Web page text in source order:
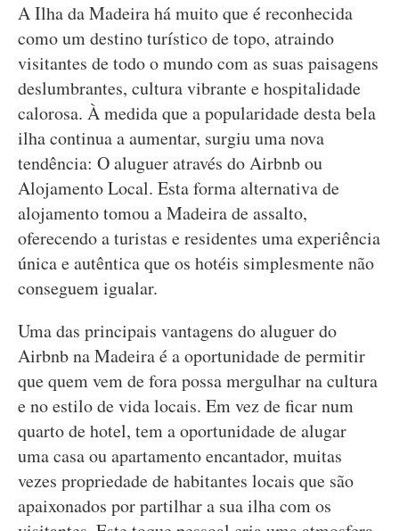
A Ilha da Madeira há muito que é reconhecida
como um destino turístico de topo, atraindo
visitantes de todo o mundo com as suas paisagens
deslumbrantes, cultura vibrante e hospitalidade
calorosa. À medida que a popularidade desta bela
ilha continua a aumentar, surgiu uma nova
tendência: O aluguer através do Airbnb ou
Alojamento Local. Esta forma alternativa de
alojamento tomou a Madeira de assalto,
oferecendo a turistas e residentes uma experiência
única e autêntica que os hotéis simplesmente não
conseguem igualar.
Uma das principais vantagens do aluguer do
Airbnb na Madeira é a oportunidade de permitir
que quem vem de fora possa mergulhar na cultura
e no estilo de vida locais. Em vez de ficar num
quarto de hotel, tem a oportunidade de alugar
uma casa ou apartamento encantador, muitas
vezes propriedade de habitantes locais que são
apaixonados por partilhar a sua ilha com os